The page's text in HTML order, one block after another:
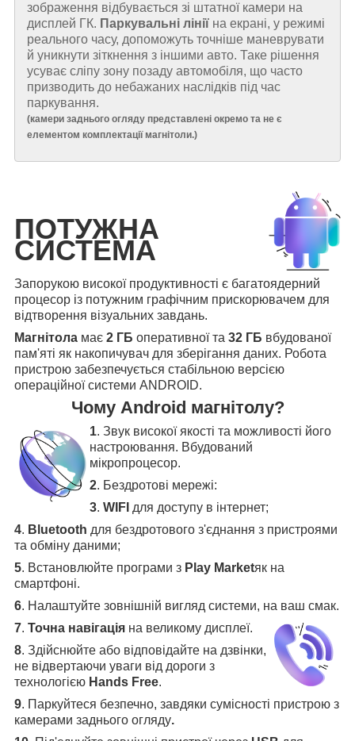
зображення відбувається зі штатної камери на
дисплей ГК. Паркувальні лінії на екрані, у режимі
реального часу, допоможуть точніше маневрувати
й уникнути зіткнення з іншими авто. Таке рішення
усуває сліпу зону позаду автомобіля, що часто
призводить до небажаних наслідків під час
паркування.
(камери заднього огляду представлені окремо та не є
елементом комплектації магнітоли.)
ПОТУЖНА
СИСТЕМА
Запорукою високої продуктивності є багатоядерний
процесор із потужним графічним прискорювачем для
відтворення візуальних завдань.
Магнітола має 2 ГБ оперативної та 32 ГБ вбудованої
пам'яті як накопичувач для зберігання даних. Робота
пристрою забезпечується стабільною версією
операційної системи ANDROID.
Чому Android магнітолу?
1. Звук високої якості та можливості його
настроювання. Вбудований
мікропроцесор.
2. Бездротові мережі:
3. WIFI для доступу в інтернет;
4. Bluetooth для бездротового з'єднання з пристроями
та обміну даними;
5. Встановлюйте програми з Play Marketяк на
смартфоні.
6. Налаштуйте зовнішній вигляд системи, на ваш смак.
7. Точна навігація на великому дисплеї.
8. Здійснюйте або відповідайте на дзвінки,
не відвертаючи уваги від дороги з
технологією Hands Free.
9. Паркуйтеся безпечно, завдяки сумісності пристрою з
камерами заднього огляду.